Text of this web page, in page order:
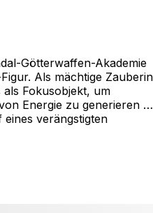
Götterwaffen-Akademie
Als mächtige Zauberin
Fokusobjekt, um
Energie zu generieren …
eines verängstigten